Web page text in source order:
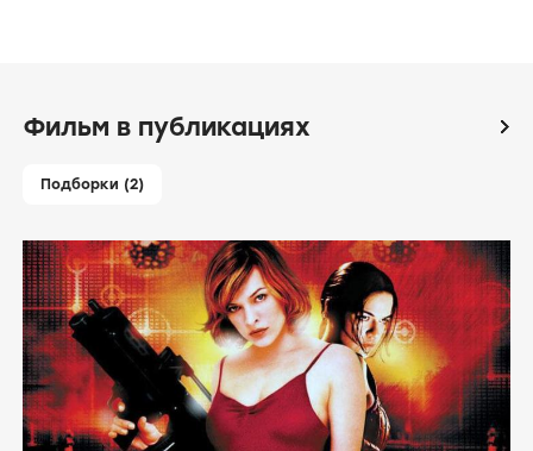
Фильм в публикациях icon
Подборки (2)